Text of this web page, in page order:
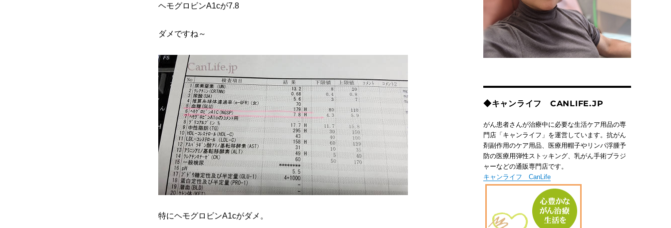
ヘモグロビンA1cが7.8
ダメですね～
特にヘモグロビンA1cがダメ。
◆キャンライフ CANLIFE.JP
がん患者さんが治療中に必要な生活ケア用品の専
門店「キャンライフ」を運営しています。抗がん
剤副作用のケア用品、医療用帽子やリンパ浮腫予
防の医療用弾性ストッキング、乳がん手術ブラジ
ャーなどの通販専門店です。
キャンライフ CanLife